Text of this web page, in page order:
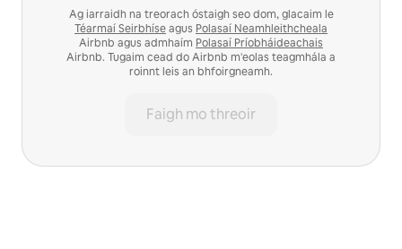
Ag iarraidh na treorach óstaigh seo dom, glacaim le
Téarmaí Seirbhíseagus Polasaí Neamhleithcheala
Airbnb agus admhaím Polasaí Príobháideachais
Airbnb. Tugaim cead do Airbnb m'eolas teagmhála a
roinnt leis an bhfoirgneamh.
Faigh mo threoir